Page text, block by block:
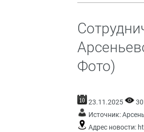
Фото)
23.11.2025
Источник:
Адрес новости: